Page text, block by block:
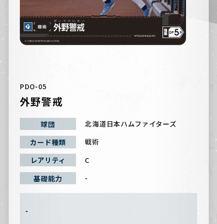
PDO-05
外野警戒
球団
北海道日本ハムファイターズ
カード種類
戦術
レアリティ
C
基礎能力
-
-